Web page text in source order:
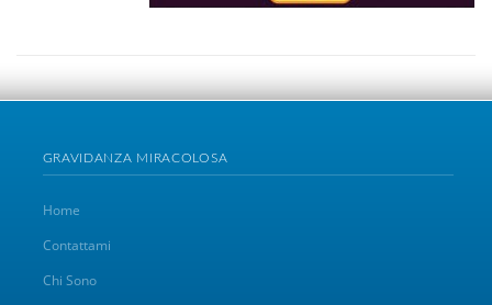
GRAVIDANZA MIRACOLOSA
Home
Contattami
Chi Sono